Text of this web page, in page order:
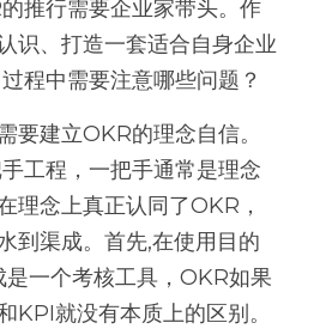
推行需要企业家带头。作
识、打造一套适合自身企业
程中需要注意哪些问题？
要建立OKR的理念自信。
工程，一把手通常是理念
理念上真正认同了OKR，
到渠成。首先,在使用目的
一个考核工具，OKR如果
KPI就没有本质上的区别。